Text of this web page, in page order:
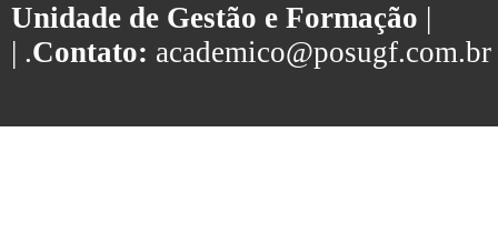
Unidade de Gestão e Formação |
| .Contato: academico@posugf.com.br